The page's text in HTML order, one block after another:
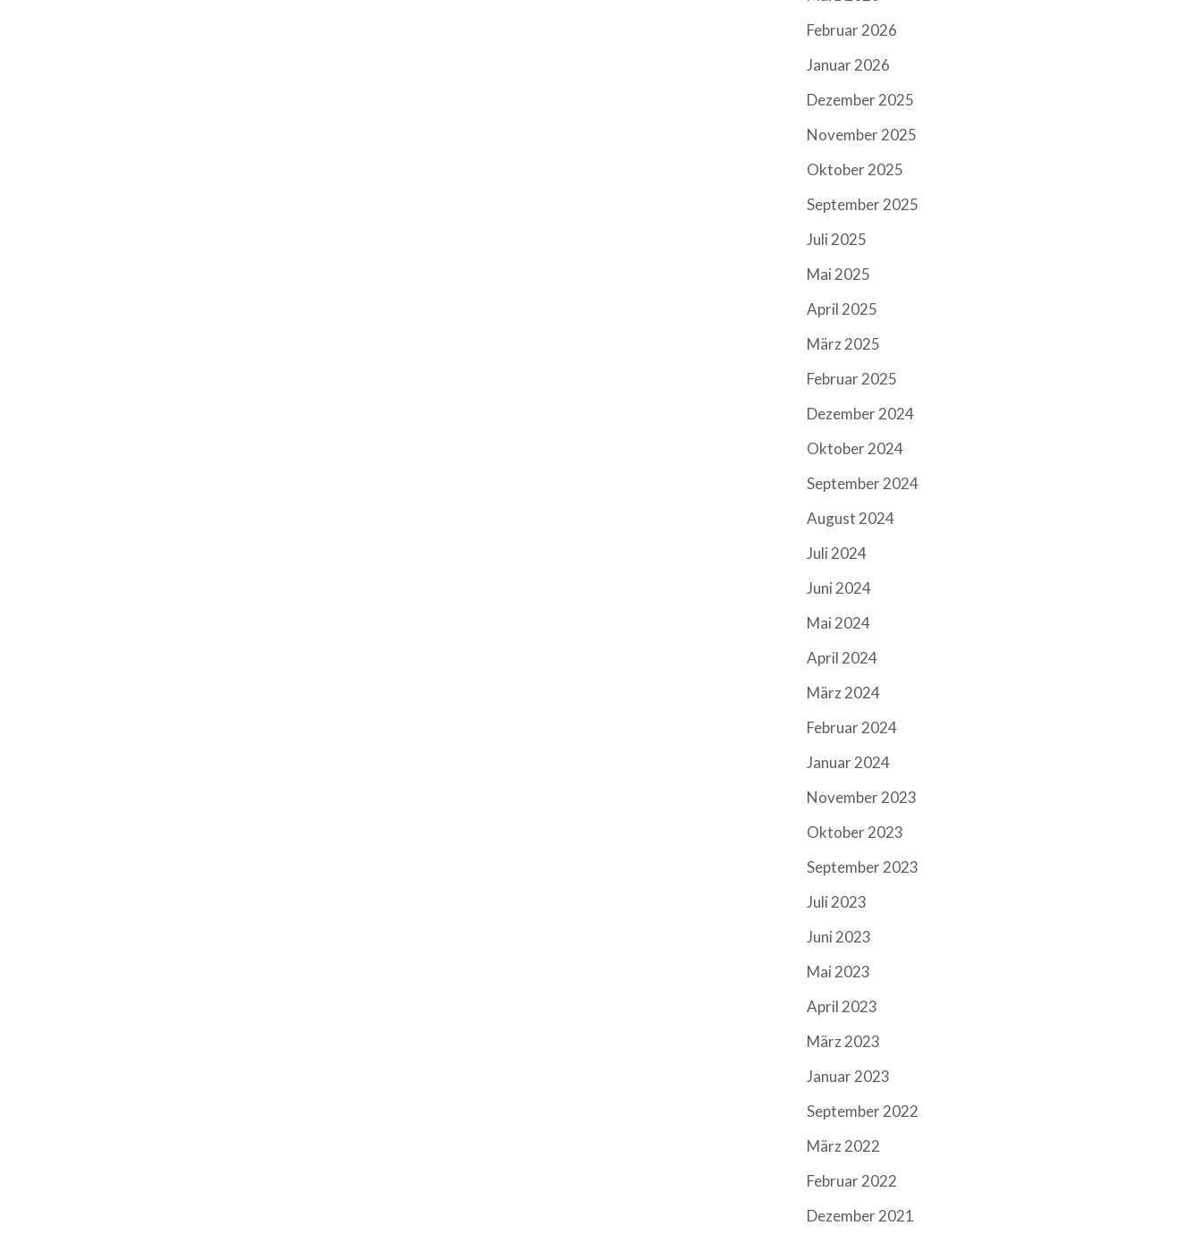
Februar 2026
Januar 2026
Dezember 2025
November 2025
Oktober 2025
September 2025
Juli 2025
Mai 2025
April 2025
März 2025
Februar 2025
Dezember 2024
Oktober 2024
September 2024
August 2024
Juli 2024
Juni 2024
Mai 2024
April 2024
März 2024
Februar 2024
Januar 2024
November 2023
Oktober 2023
September 2023
Juli 2023
Juni 2023
Mai 2023
April 2023
März 2023
Januar 2023
September 2022
März 2022
Februar 2022
Dezember 2021